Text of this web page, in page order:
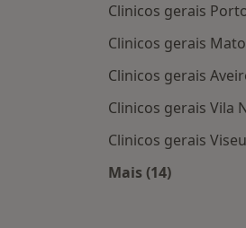
Clinicos gerais
Clinicos gerais
Clinicos gerais
Clinicos gerais Vila
Clinicos gerais Viseu
Mais (14)